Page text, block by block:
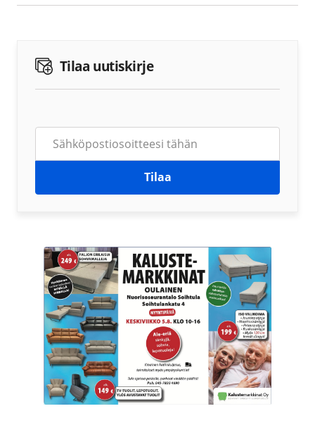
Tilaa uutiskirje
Tilaa